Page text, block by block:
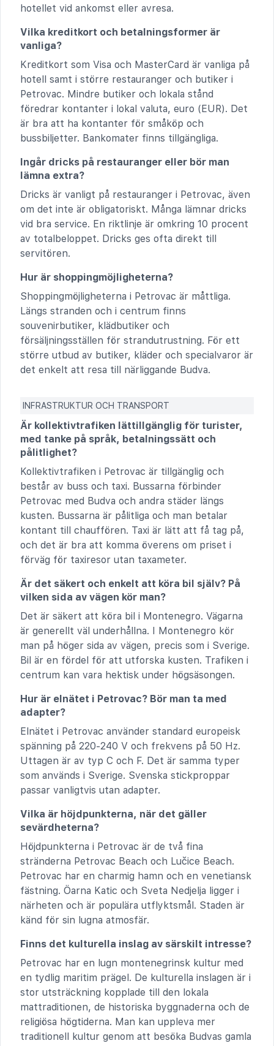
hotellet vid ankomst eller avresa.
Vilka kreditkort och betalningsformer är
vanliga?
Kreditkort som Visa och MasterCard är vanliga på
hotell samt i större restauranger och butiker i
Petrovac. Mindre butiker och lokala stånd
föredrar kontanter i lokal valuta, euro (EUR). Det
är bra att ha kontanter för småköp och
bussbiljetter. Bankomater finns tillgängliga.
Ingår dricks på restauranger eller bör man
lämna extra?
Dricks är vanligt på restauranger i Petrovac, även
om det inte är obligatoriskt. Många lämnar dricks
vid bra service. En riktlinje är omkring 10 procent
av totalbeloppet. Dricks ges ofta direkt till
servitören.
Hur är shoppingmöjligheterna?
Shoppingmöjligheterna i Petrovac är måttliga.
Längs stranden och i centrum finns
souvenirbutiker, klädbutiker och
försäljningsställen för strandutrustning. För ett
större utbud av butiker, kläder och specialvaror är
det enkelt att resa till närliggande Budva.
INFRASTRUKTUR OCH TRANSPORT
Är kollektivtrafiken lättillgänglig för turister,
med tanke på språk, betalningssätt och
pålitlighet?
Kollektivtrafiken i Petrovac är tillgänglig och
består av buss och taxi. Bussarna förbinder
Petrovac med Budva och andra städer längs
kusten. Bussarna är pålitliga och man betalar
kontant till chauffören. Taxi är lätt att få tag på,
och det är bra att komma överens om priset i
förväg för taxiresor utan taxameter.
Är det säkert och enkelt att köra bil själv? På
vilken sida av vägen kör man?
Det är säkert att köra bil i Montenegro. Vägarna
är generellt väl underhållna. I Montenegro kör
man på höger sida av vägen, precis som i Sverige.
Bil är en fördel för att utforska kusten. Trafiken i
centrum kan vara hektisk under högsäsongen.
Hur är elnätet i Petrovac? Bör man ta med
adapter?
Elnätet i Petrovac använder standard europeisk
spänning på 220-240 V och frekvens på 50 Hz.
Uttagen är av typ C och F. Det är samma typer
som används i Sverige. Svenska stickproppar
passar vanligtvis utan adapter.
Vilka är höjdpunkterna, när det gäller
sevärdheterna?
Höjdpunkterna i Petrovac är de två fina
stränderna Petrovac Beach och Lučice Beach.
Petrovac har en charmig hamn och en venetiansk
fästning. Öarna Katic och Sveta Nedjelja ligger i
närheten och är populära utflyktsmål. Staden är
känd för sin lugna atmosfär.
Finns det kulturella inslag av särskilt intresse?
Petrovac har en lugn montenegrinsk kultur med
en tydlig maritim prägel. De kulturella inslagen är i
stor utsträckning kopplade till den lokala
mattraditionen, de historiska byggnaderna och de
religiösa högtiderna. Man kan uppleva mer
traditionell kultur genom att besöka Budvas gamla